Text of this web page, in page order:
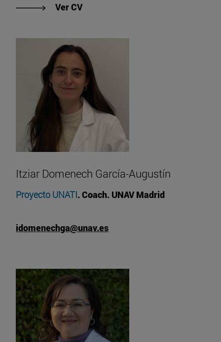
Ver CV"Ver CV de Mª Vanessa Bullón"
Itziar Domenech García-Augustín
Proyecto UNATI. Coach. UNAV Madrid
idomenechga@unav.es